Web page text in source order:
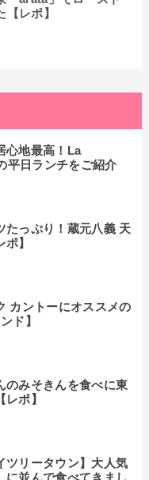
レポ】
心地最高！La
平日ランチをご紹介
たっぷり！蔵元八義 天
】
カントーにオススメの
ド】
のみそきんを食べに東
ポ】
ツリータウン】大人気